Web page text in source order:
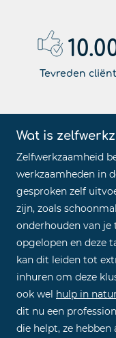
Tevreden
Wat is
Zelfwerkzaamheid
werkzaamheden in
gesproken zelf
zijn, zoals
onderhouden van je
opgelopen en deze
kan dit leiden tot
inhuren om deze
ook wel hulp in
dit nu een
die helpt, ze